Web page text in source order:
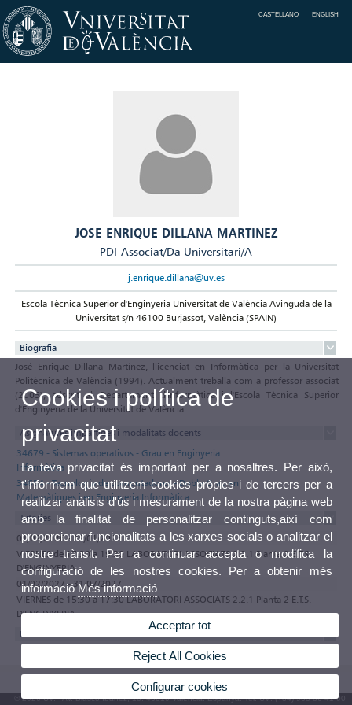
CASTELLANO ENGLISH
JOSE ENRIQUE DILLANA MARTINEZ
PDI-Associat/Da Universitari/A
j.enrique.dillana@uv.es
Escola Tècnica Superior d'Enginyeria Universitat de València Avinguda de la
Universitat s/n 46100 Burjassot, València (SPAIN)
Biografia
José Enrique Dillana Martínez, llicenciat en Informàtica per la Universitat
Politècnica de València (1994). Actualment treballa com a professor associat
(2005), adscrit al Departament d'Informàtica i l'Escola Tècnica Superior
d'Enginyeria de la Universitat de València.
Asignatures impartides i modalitats docents
34679 - Sistemas operativos - Grau en Enginyeria
Informàtica
34654 - Tecnología de computadores - Doble Grau en
Matemàtiques i en Enginyeria Informàtica
Tutories
01/09/2026 - 29/01/2027
VIERNES de 17:30 a 19:30 LABORATORI ASSOCIATS 2.2.1 Planta 2 E.T.S.
D'ENGINYERIA
01/02/2027 - 31/07/2027
VIERNES de 15:30 a 17:30 LABORATORI ASSOCIATS 2.2.1 Planta 2 E.T.S.
D'ENGINYERIA
Formació acadèmica
© 2026 UV. - Av. Blasco Ibáñez, 13. 46010 València. Espanya. Tel. UV: (+34) 963 86 41 00
Cookies i política de
privacitat
La teva privacitat és important per a nosaltres. Per això,
t'informem que utilitzem cookies pròpies i de tercers per a
realitzar anàlisis d'ús i mesurament de la nostra pàgina web
amb la finalitat de personalitzar continguts,així com
proporcionar funcionalitats a les xarxes socials o analitzar el
nostre trànsit. Per a continuar accepta o modifica la
configuració de les nostres cookies. Per a obtenir més
informacióMés informació
Acceptar tot
Reject All Cookies
Configurar cookies